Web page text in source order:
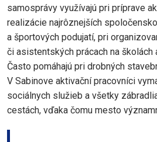
samosprávy využívajú pri príprave
realizácie najrôznejších
a športových podujatí, pri
či asistentských prácach na školách
Často pomáhajú pri drobných
V Sabinove aktivační pracovníci
sociálnych služieb a všetky
cestách, vďaka čomu mesto